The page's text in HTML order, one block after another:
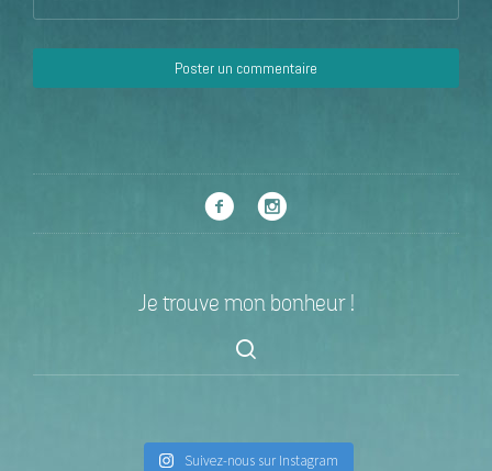
Je trouve mon bonheur !
Suivez-nous sur Instagram